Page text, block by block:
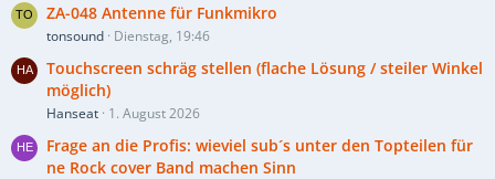
ZA-048 Antenne für Funkmikro
tonsound Dienstag, 19:46
Touchscreen schräg stellen (flache Lösung / steiler Winkel
möglich)
Hanseat 1. August 2026
Frage an die Profis: wieviel sub´s unter den Topteilen für
ne Rock cover Band machen Sinn